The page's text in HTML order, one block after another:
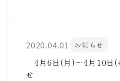
2020.04.01 お知らせ
4月6日(月)～4月10日(
せ